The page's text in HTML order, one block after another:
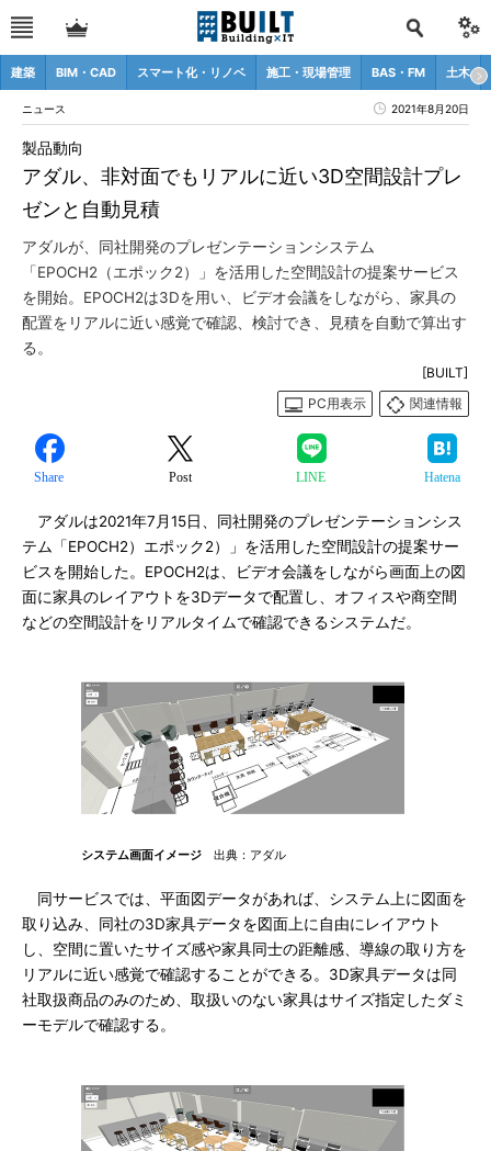
建築 BIM・CAD スマート化・リノベ 施工・現場管理 BAS・FM 土木
ニュース 2021年8月20日
アダル、非対面でもリアルに近い3D空間設計プレ
ゼンと自動見積
製品動向
アダルが、同社開発のプレゼンテーションシステム
「EPOCH2（エポック2）」を活用した空間設計の提案サービス
を開始。EPOCH2は3Dを用い、ビデオ会議をしながら、家具の
配置をリアルに近い感覚で確認、検討でき、見積を自動で算出す
る。
[BUILT]
PC用表示
関連情報
Share Post LINE Hatena
アダルは2021年7月15日、同社開発のプレゼンテーションシス
テム「EPOCH2）エポック2）」を活用した空間設計の提案サー
ビスを開始した。EPOCH2は、ビデオ会議をしながら画面上の図
面に家具のレイアウトを3Dデータで配置し、オフィスや商空間
などの空間設計をリアルタイムで確認できるシステムだ。
システム画面イメージ 出典：アダル
同サービスでは、平面図データがあれば、システム上に図面を
取り込み、同社の3D家具データを図面上に自由にレイアウト
し、空間に置いたサイズ感や家具同士の距離感、導線の取り方を
リアルに近い感覚で確認することができる。3D家具データは同
社取扱商品のみのため、取扱いのない家具はサイズ指定したダミ
ーモデルで確認する。